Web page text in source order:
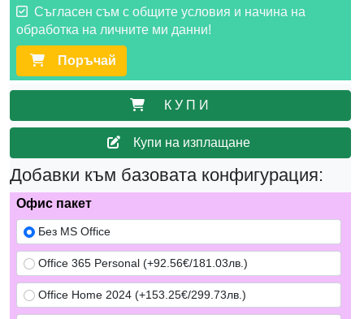
Съгласен съм с общите условия и начина на
обработка на личните ми данни!
Поръчай
К У П И
Купи на изплащане
Добавки към базовата конфигурация:
Офис пакет
Без MS Office
Office 365 Personal (+92.56€/181.03лв.)
Office Home 2024 (+153.25€/299.73лв.)